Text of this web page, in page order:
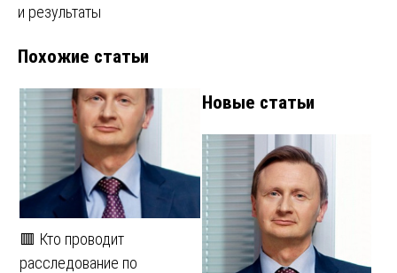
записям
и результаты
Похожие статьи
🟥 Кто проводит
расследование по
Новые статьи